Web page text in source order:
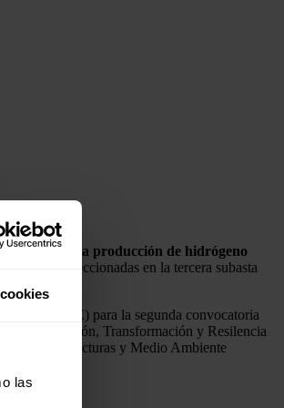
las
financiar la producción de hidrógeno
sido seleccionadas en la tercera subasta
(IDAE) para la segunda convocatoria
Recuperación, Transformación y Resilencia
Infraestructuras y Medio Ambiente